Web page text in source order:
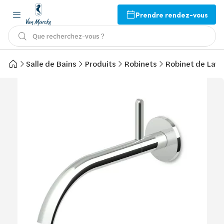
Prendre rendez-vous
Que recherchez-vous ?
Salle de Bains Produits Robinets Robinet de